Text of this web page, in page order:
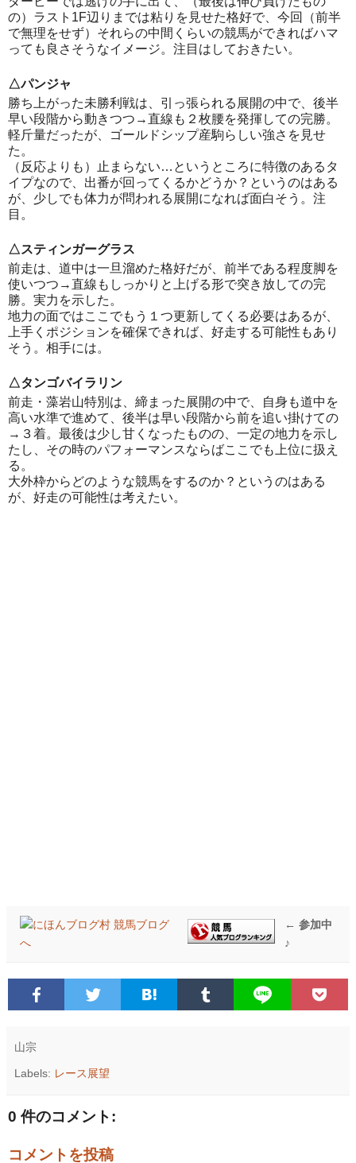
の）ラスト1F辺りまでは粘りを見せた格好で、今回（前半
で無理をせず）それらの中間くらいの競馬ができればハマ
っても良さそうなイメージ。注目はしておきたい。
△パンジャ
勝ち上がった未勝利戦は、引っ張られる展開の中で、後半
早い段階から動きつつ→直線も２枚腰を発揮しての完勝。
軽斤量だったが、ゴールドシップ産駒らしい強さを見せ
た。
（反応よりも）止まらない…というところに特徴のあるタ
イプなので、出番が回ってくるかどうか？というのはある
が、少しでも体力が問われる展開になれば面白そう。注
目。
△スティンガーグラス
前走は、道中は一旦溜めた格好だが、前半である程度脚を
使いつつ→直線もしっかりと上げる形で突き放しての完
勝。実力を示した。
地力の面ではここでもう１つ更新してくる必要はあるが、
上手くポジションを確保できれば、好走する可能性もあり
そう。相手には。
△タンゴバイラリン
前走・藻岩山特別は、締まった展開の中で、自身も道中を
高い水準で進めて、後半は早い段階から前を追い掛けての
→３着。最後は少し甘くなったものの、一定の地力を示し
たし、その時のパフォーマンスならばここでも上位に扱え
る。
大外枠からどのような競馬をするのか？というのはある
が、好走の可能性は考えたい。
← 参加中
♪
山宗
Labels: レース展望
0 件のコメント:
コメントを投稿